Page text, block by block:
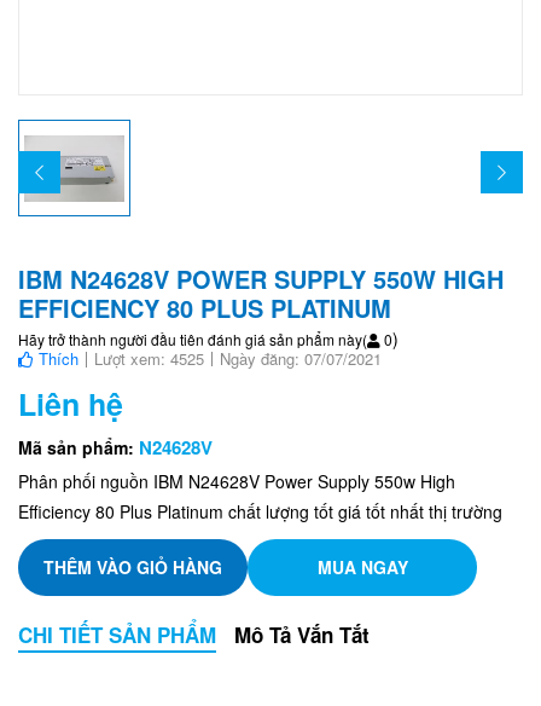
IBM N24628V POWER SUPPLY 550W HIGH
EFFICIENCY 80 PLUS PLATINUM
Hãy trở thành người đầu tiên đánh giá sản phẩm này( 0)
Thích Lượt xem: 4525 Ngày đăng: 07/07/2021
Liên hệ
Mã sản phẩm: N24628V
Phân phối nguồn IBM N24628V Power Supply 550w High
Efficiency 80 Plus Platinum chất lượng tốt giá tốt nhất thị trường
THÊM VÀO GIỎ HÀNG MUA NGAY
CHI TIẾT SẢN PHẨM Mô Tả Vắn Tắt